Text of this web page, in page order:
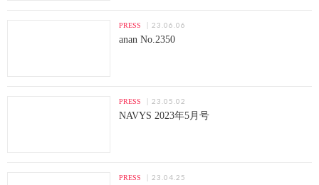
PRESS 23.06.06
anan No.2350
PRESS 23.05.02
NAVYS 2023年5月号
PRESS 23.04.25